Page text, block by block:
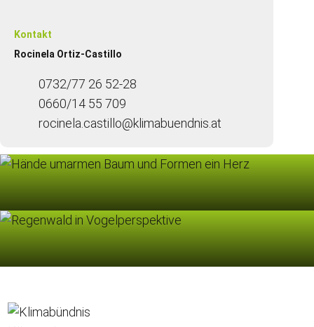
Kontakt
Rocinela Ortiz-Castillo
0732/77 26 52-28
0660/14 55 709
rocinela.castillo@klimabuendnis.at